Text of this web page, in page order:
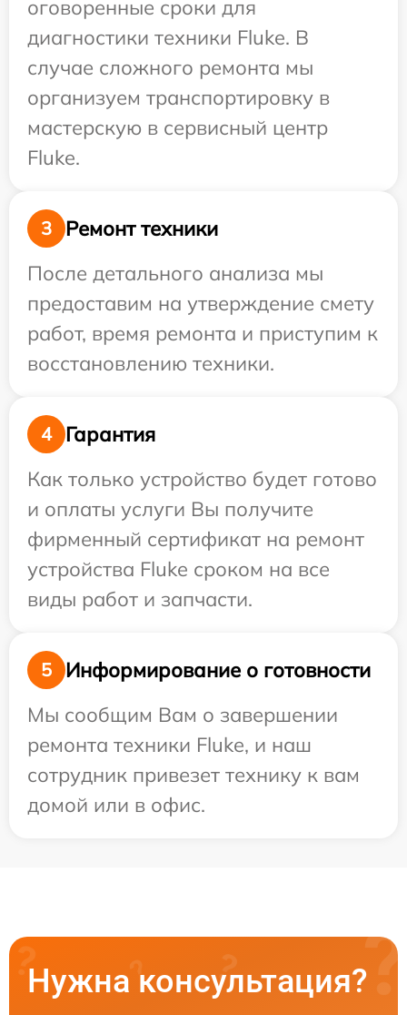
оговоренные сроки для
диагностики техники Fluke. В
случае сложного ремонта мы
организуем транспортировку в
мастерскую в сервисный центр
Fluke.
3
Ремонт техники
После детального анализа мы
предоставим на утверждение смету
работ, время ремонта и приступим к
восстановлению техники.
4
Гарантия
Как только устройство будет готово
и оплаты услуги Вы получите
фирменный сертификат на ремонт
устройства Fluke сроком на все
виды работ и запчасти.
5
Информирование о готовности
Мы сообщим Вам о завершении
ремонта техники Fluke, и наш
сотрудник привезет технику к вам
домой или в офис.
Нужна консультация?